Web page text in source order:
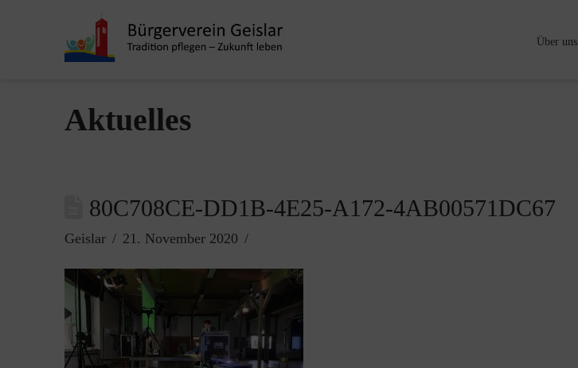
Über uns
Aktuelles
80C708CE-DD1B-4E25-A172-4AB00571DC67
Geislar 21. November 2020